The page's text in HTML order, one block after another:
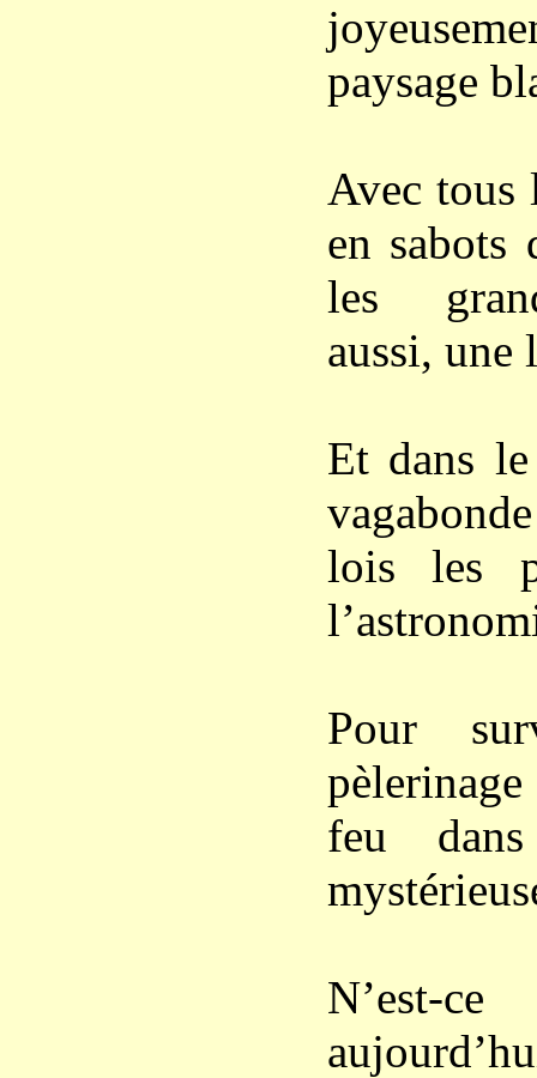
paysage
Avec tous
en
les
aussi, une
Et dans
lois les
Pour
feu
N’est-